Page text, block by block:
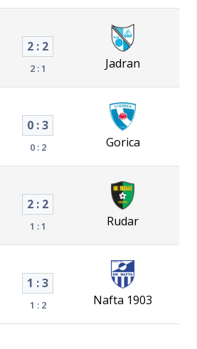
2 : 2
2 : 1 Jadran
0 : 3
0 : 2 Gorica
2 : 2
1 : 1 Rudar
1 : 3
1 : 2 Nafta 1903